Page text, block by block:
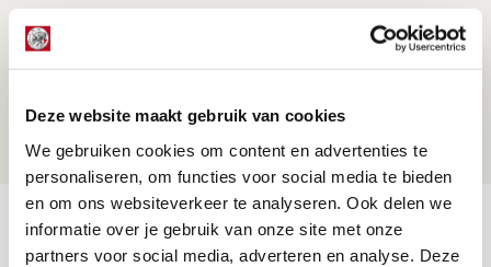
Deze website maakt gebruik van cookies
We gebruiken cookies om content en advertenties te
personaliseren, om functies voor social media te bieden
en om ons websiteverkeer te analyseren. Ook delen we
informatie over je gebruik van onze site met onze
partners voor social media, adverteren en analyse. Deze
Míchel geeft blessure-update en
spreekt over Godts, Baas en
07 AUGUSTUS 2026 - 14:13
NIEUWS
Volop enthousiasme in fotoverslag van
Europees treffen met Shelbourne